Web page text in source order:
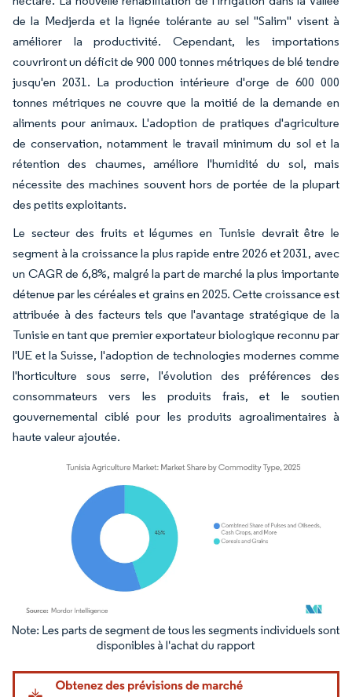
de la Medjerda et la lignée tolérante au sel "Salim" visent à
améliorer la productivité. Cependant, les importations
couvriront un déficit de 900 000 tonnes métriques de blé tendre
jusqu'en 2031. La production intérieure d'orge de 600 000
tonnes métriques ne couvre que la moitié de la demande en
aliments pour animaux. L'adoption de pratiques d'agriculture
de conservation, notamment le travail minimum du sol et la
rétention des chaumes, améliore l'humidité du sol, mais
nécessite des machines souvent hors de portée de la plupart
des petits exploitants.
Le secteur des fruits et légumes en Tunisie devrait être le
segment à la croissance la plus rapide entre 2026 et 2031, avec
un CAGR de 6,8%, malgré la part de marché la plus importante
détenue par les céréales et grains en 2025. Cette croissance est
attribuée à des facteurs tels que l'avantage stratégique de la
Tunisie en tant que premier exportateur biologique reconnu par
l'UE et la Suisse, l'adoption de technologies modernes comme
l'horticulture sous serre, l'évolution des préférences des
consommateurs vers les produits frais, et le soutien
gouvernemental ciblé pour les produits agroalimentaires à
haute valeur ajoutée.
Image © Mordor Intelligence. La réutilisation nécessite une attribution sous CC BY